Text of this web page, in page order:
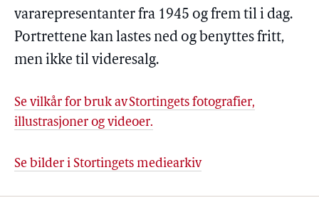
vararepresentanter fra 1945 og frem til i dag.
Portrettene kan lastes ned og benyttes fritt,
men ikke til videresalg.
Se vilkår for bruk av Stortingets fotografier,
illustrasjoner og videoer.
Se bilder i Stortingets mediearkiv